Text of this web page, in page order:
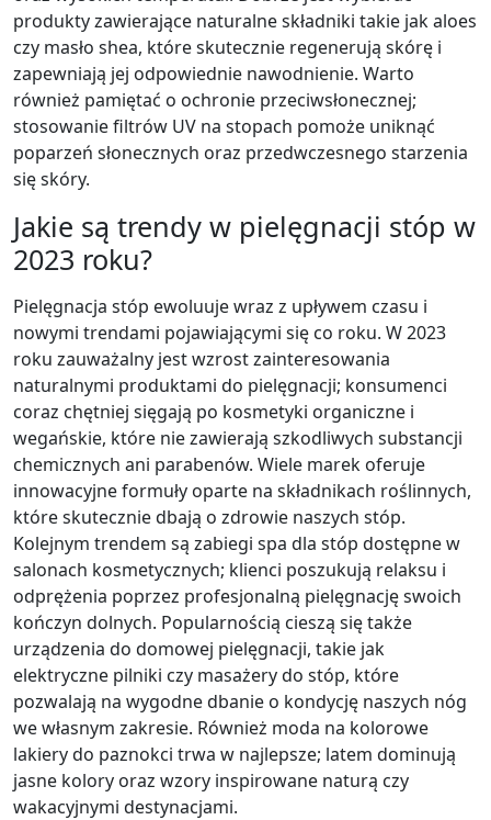
produkty zawierające naturalne składniki takie jak aloes
czy masło shea, które skutecznie regenerują skórę i
zapewniają jej odpowiednie nawodnienie. Warto
również pamiętać o ochronie przeciwsłonecznej;
stosowanie filtrów UV na stopach pomoże uniknąć
poparzeń słonecznych oraz przedwczesnego starzenia
się skóry.
Jakie są trendy w pielęgnacji stóp w
2023 roku?
Pielęgnacja stóp ewoluuje wraz z upływem czasu i
nowymi trendami pojawiającymi się co roku. W 2023
roku zauważalny jest wzrost zainteresowania
naturalnymi produktami do pielęgnacji; konsumenci
coraz chętniej sięgają po kosmetyki organiczne i
wegańskie, które nie zawierają szkodliwych substancji
chemicznych ani parabenów. Wiele marek oferuje
innowacyjne formuły oparte na składnikach roślinnych,
które skutecznie dbają o zdrowie naszych stóp.
Kolejnym trendem są zabiegi spa dla stóp dostępne w
salonach kosmetycznych; klienci poszukują relaksu i
odprężenia poprzez profesjonalną pielęgnację swoich
kończyn dolnych. Popularnością cieszą się także
urządzenia do domowej pielęgnacji, takie jak
elektryczne pilniki czy masażery do stóp, które
pozwalają na wygodne dbanie o kondycję naszych nóg
we własnym zakresie. Również moda na kolorowe
lakiery do paznokci trwa w najlepsze; latem dominują
jasne kolory oraz wzory inspirowane naturą czy
wakacyjnymi destynacjami.